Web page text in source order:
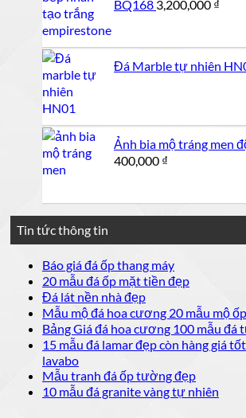
BQ168 3,200,000 ₫
Đá Marble tự nhiên
Ảnh bia mộ tráng men
400,000 ₫
Tin tức thông tin
Báo giá đá ốp thang máyKhông
có
luận
ở
Báo
giá
đá
ốp
thang
20 mẫu đá ốp mặt tiền đẹpKhông
bình
luận
ở
20
mẫu
đá
ốp
Đá lát nền nhà đẹpKhông
có
bình
luận
ở
Đá
lát
nền
Mẫu mộ đá hoa cương 20 mẫu mộ
Bảng Giá đá hoa cương 100 mẫu đá
15 mẫu đá lamar đẹp còn hàng giá
lavaboKhông
có
bình
Mẫu tranh đá ốp tường đẹpKhông
có
10 mẫu đá granite vàng tự nhiên